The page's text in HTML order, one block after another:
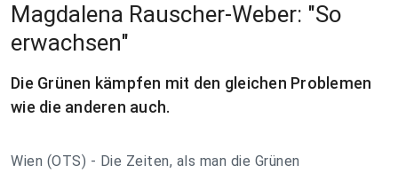
Magdalena Rauscher-Weber: "So
erwachsen"
Die Grünen kämpfen mit den gleichen Problemen
wie die anderen auch.
Wien (OTS) - Die Zeiten, als man die Grünen